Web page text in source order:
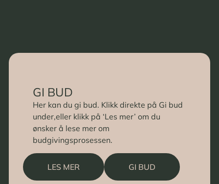
GI BUD
Her kan du gi bud. Klikk direkte på Gi bud
under,eller klikk på ‘Les mer’ om du
ønsker å lese mer om
budgivingsprosessen.
LES MER GI BUD